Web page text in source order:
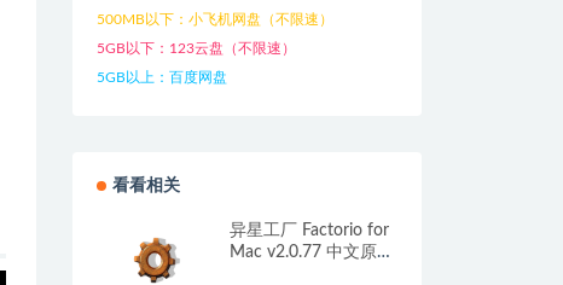
500MB以下：小飞机网盘（不限速）
5GB以下：123云盘（不限速）
5GB以上：百度网盘
看看相关
异星工厂 Factorio for
Mac v2.0.77 中文原生